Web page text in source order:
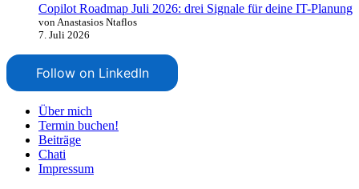
Copilot Roadmap Juli 2026: drei Signale für deine IT-Planung
von Anastasios Ntaflos
7. Juli 2026
Follow on LinkedIn
Über mich
Termin buchen!
Beiträge
Chati
Impressum